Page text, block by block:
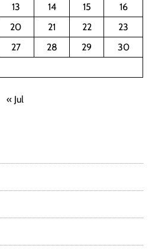
13 14 15
16
20 21 22
23
27 28 29
30
« Jul